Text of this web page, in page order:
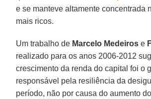
e se manteve altamente concentrada
mais ricos.
Um trabalho de Marcelo Medeiros e
realizado para os anos 2006-2012
crescimento da renda do capital foi o
responsável pela resiliência da
período, não por causa do aumento